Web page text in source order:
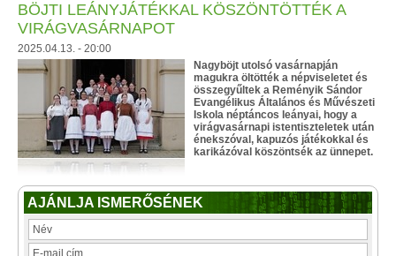
BÖJTI LEÁNYJÁTÉKKAL KÖSZÖNTÖTTÉK A
VIRÁGVASÁRNAPOT
2025.04.13. - 20:00
Nagyböjt utolsó vasárnapján
magukra öltötték a népviseletet és
összegyűltek a Reményik Sándor
Evangélikus Általános és Művészeti
Iskola néptáncos leányai, hogy a
virágvasárnapi istentiszteletek után
énekszóval, kapuzós játékokkal és
karikázóval köszöntsék az ünnepet.
AJÁNLJA ISMERŐSÉNEK